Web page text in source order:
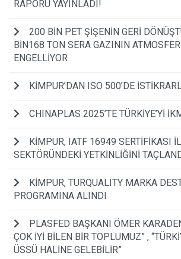
RAPORU YAYINLADI!
200 BİN PET ŞİŞENİN GERİ
BİN168 TON SERA GAZININ
ENGELLİYOR
KİMPUR’DAN ISO 500’DE
CHINAPLAS 2025’TE TÜRKİYE’Yİ
KİMPUR, IATF 16949 SERTİFİKASI
SEKTÖRÜNDEKİ YETKİNLİĞİNİ
KİMPUR, TURQUALITY MARKA
PROGRAMINA ALINDI
PLASFED BAŞKANI ÖMER
ÇOK İYİ BİLEN BİR TOPLUMUZ” ,
ÜSSÜ HALİNE GELEBİLİR”